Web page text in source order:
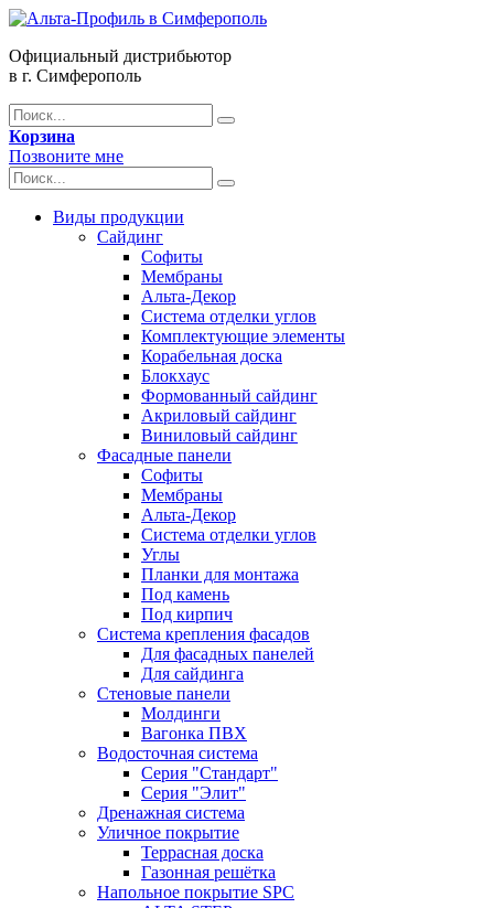
Официальный дистрибьютор
в г. Симферополь
Корзина
Позвоните мне
Виды продукции
Сайдинг
Софиты
Мембраны
Альта-Декор
Система отделки углов
Комплектующие элементы
Корабельная доска
Блокхаус
Формованный сайдинг
Акриловый сайдинг
Виниловый сайдинг
Фасадные панели
Софиты
Мембраны
Альта-Декор
Система отделки углов
Углы
Планки для монтажа
Под камень
Под кирпич
Система крепления фасадов
Для фасадных панелей
Для сайдинга
Стеновые панели
Молдинги
Вагонка ПВХ
Водосточная система
Серия "Стандарт"
Серия "Элит"
Дренажная система
Уличное покрытие
Террасная доска
Газонная решётка
Напольное покрытие SPC